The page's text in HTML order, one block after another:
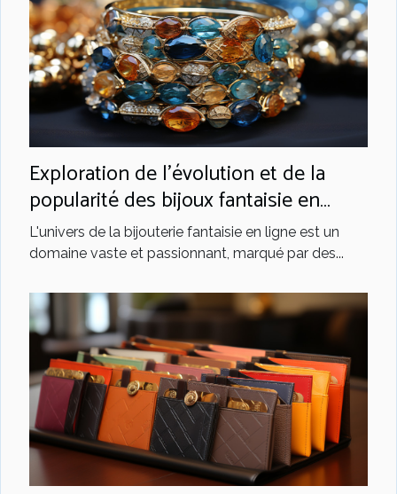
Exploration de l'évolution et de la
popularité des bijoux fantaisie en
ligne
L'univers de la bijouterie fantaisie en ligne est un
domaine vaste et passionnant, marqué par des...